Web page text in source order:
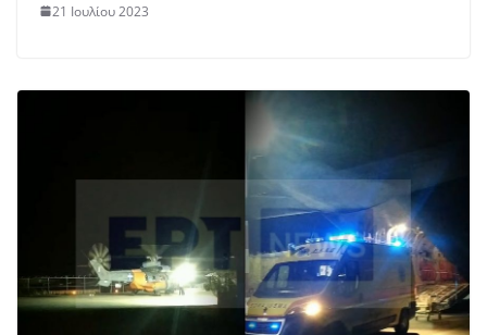
21 Ιουλίου 2023